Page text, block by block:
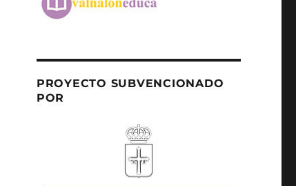
PROYECTO SUBVENCIONADO
POR